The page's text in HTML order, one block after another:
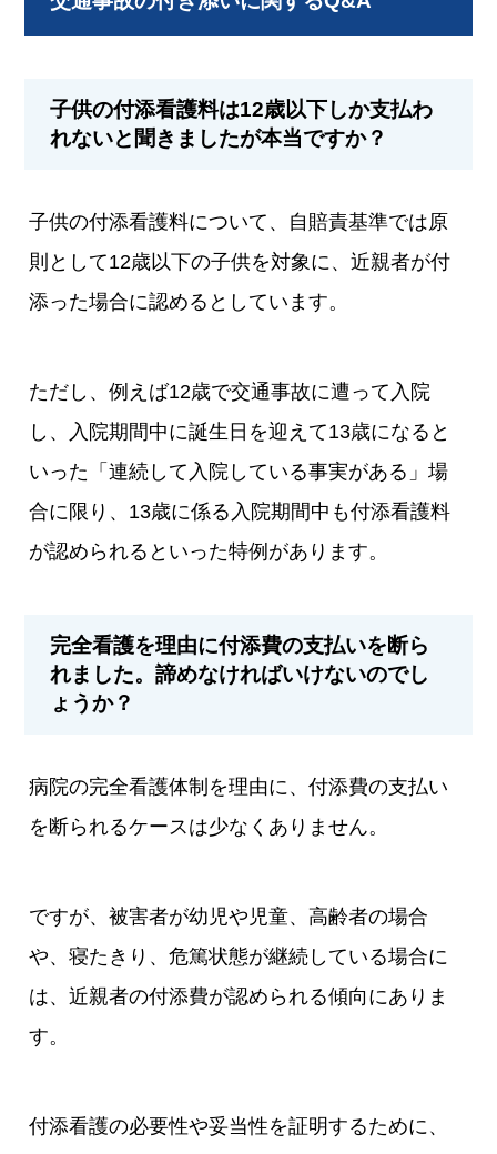
子供の付添看護料は12歳以下しか支払わ
れないと聞きましたが本当ですか？
子供の付添看護料について、自賠責基準では原
則として12歳以下の子供を対象に、近親者が付
添った場合に認めるとしています。
ただし、例えば12歳で交通事故に遭って入院
し、入院期間中に誕生日を迎えて13歳になると
いった「連続して入院している事実がある」場
合に限り、13歳に係る入院期間中も付添看護料
が認められるといった特例があります。
完全看護を理由に付添費の支払いを断ら
れました。諦めなければいけないのでし
ょうか？
病院の完全看護体制を理由に、付添費の支払い
を断られるケースは少なくありません。
ですが、被害者が幼児や児童、高齢者の場合
や、寝たきり、危篤状態が継続している場合に
は、近親者の付添費が認められる傾向にありま
す。
付添看護の必要性や妥当性を証明するために、